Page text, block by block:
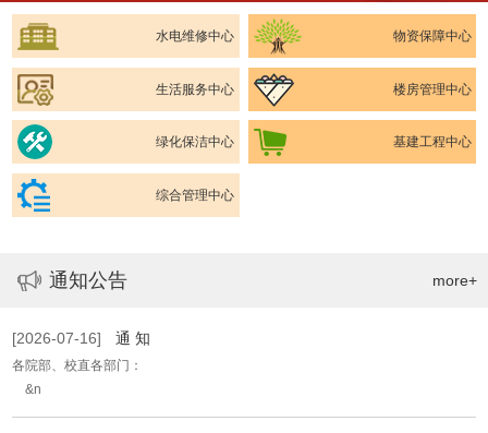
水电维修中心 物资保障中心
生活服务中心 楼房管理中心
绿化保洁中心 基建工程中心
综合管理中心
通知公告 more+
[2026-07-16] 通 知
各院部、校直各部门：
&n